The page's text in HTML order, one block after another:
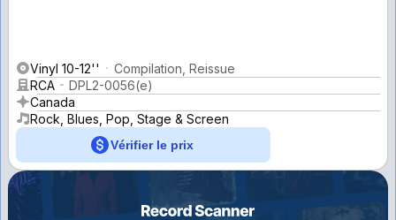
Vinyl 10-12''
Compilation, Reissue
RCA
DPL2-0056(e)
Canada
Rock, Blues, Pop, Stage & Screen
Vérifier le prix